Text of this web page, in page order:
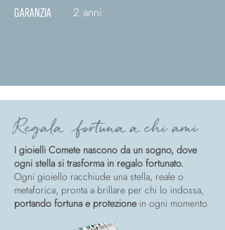
GARANZIA 2 anni
Regala fortuna a chi ami
I gioielli Comete nascono da un sogno, dove
ogni stella si trasforma in regalo fortunato.
Ogni gioiello racchiude una stella, reale o
metaforica, pronta a brillare per chi lo indossa,
portando fortuna e protezione in ogni momento.